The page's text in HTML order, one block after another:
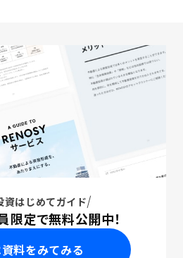
資はじめてガイド
限定で無料公開中！
料をみてみる